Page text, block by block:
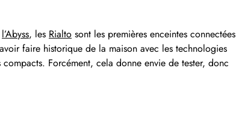
l’Abyss, les Rialto sont les premières enceintes connectées
faire historique de la maison avec les technologies
Forcément, cela donne envie de tester, donc